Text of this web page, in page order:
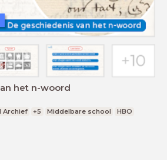
het n-woord
Archief +5 Middelbare school
HBO